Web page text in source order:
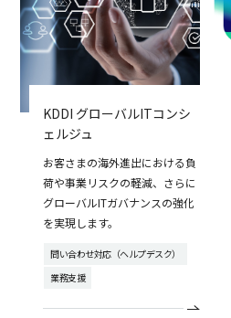
KDDI グローバルITコンシ
ェルジュ
お客さまの海外進出における負
荷や事業リスクの軽減、さらに
グローバルITガバナンスの強化
を実現します。
問い合わせ対応（ヘルプデスク）
業務支援